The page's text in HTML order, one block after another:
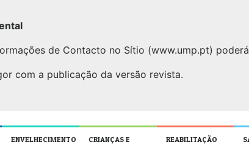
de Contacto no Sítio (www.ump.pt)
com a publicação da versão revista.
ENVELHECIMENTO
CRIANÇAS E
REABILITAÇÃO